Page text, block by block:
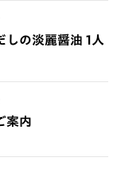
しの淡麗醤油 1人
案内